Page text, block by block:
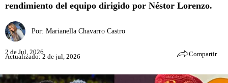
rendimiento del equipo dirigido por Néstor Lorenzo.
Por: Marianella Chavarro Castro
2 de Jul, 2026
Actualizado: 2 de jul, 2026 Compartir